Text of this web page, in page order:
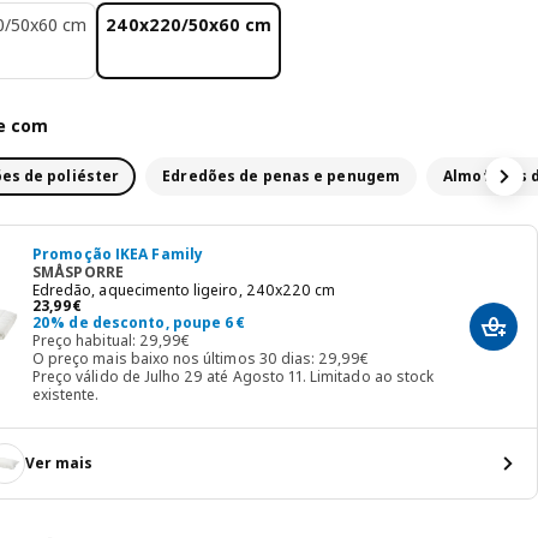
50x60 cm
240x220/50x60 cm
com
de poliéster Edredões de penas e penugem Almofadas
Promoção IKEA Family
SMÅSPORRE
Edredão, aquecimento ligeiro, 240x220 cm
23,99€
Preço 23,99€
20% de desconto, poupe 6€
Preço habitual: 29,99€
O preço mais baixo nos últimos 30 dias: 29,99€
Preço válido de Julho 29 até Agosto 11. Limitado ao stock
existente.
Ver mais